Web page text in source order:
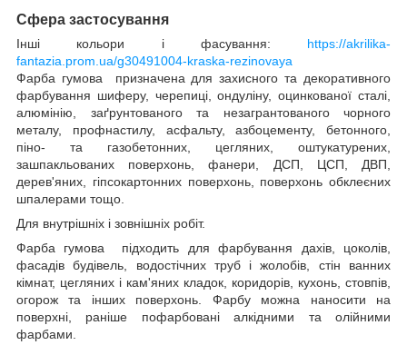
Сфера застосування
Інші кольори і фасування: https://akrilika-
fantazia.prom.ua/g30491004-kraska-rezinovaya
Фарба гумова призначена для захисного та декоративного
фарбування шиферу, черепиці, ондуліну, оцинкованої сталі,
алюмінію, заґрунтованого та незагрантованого чорного
металу, профнастилу, асфальту, азбоцементу, бетонного,
піно- та газобетонних, цегляних, оштукатурених,
зашпакльованих поверхонь, фанери, ДСП, ЦСП, ДВП,
дерев'яних, гіпсокартонних поверхонь, поверхонь обклеєних
шпалерами тощо.
Для внутрішніх і зовнішніх робіт.
Фарба гумова підходить для фарбування дахів, цоколів,
фасадів будівель, водостічних труб і жолобів, стін ванних
кімнат, цегляних і кам'яних кладок, коридорів, кухонь, стовпів,
огорож та інших поверхонь. Фарбу можна наносити на
поверхні, раніше пофарбовані алкідними та олійними
фарбами.